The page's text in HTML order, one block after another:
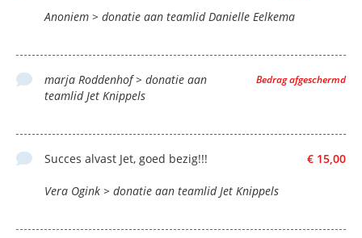
Anoniem > donatie aan teamlid Danielle Eelkema
Bedrag afgeschermd
marja Roddenhof > donatie aan
teamlid Jet Knippels
€ 15,00
Succes alvast Jet, goed bezig!!!
Vera Ogink > donatie aan teamlid Jet Knippels